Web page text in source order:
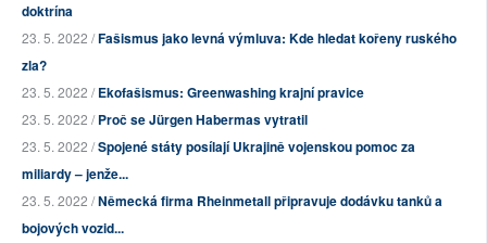
doktrína
23. 5. 2022 /Fašismus jako levná výmluva: Kde hledat kořeny ruského
zla?
23. 5. 2022 /Ekofašismus: Greenwashing krajní pravice
23. 5. 2022 /Proč se Jürgen Habermas vytratil
23. 5. 2022 /Spojené státy posílají Ukrajině vojenskou pomoc za
miliardy – jenže...
23. 5. 2022 /Německá firma Rheinmetall připravuje dodávku tanků a
bojových vozid...